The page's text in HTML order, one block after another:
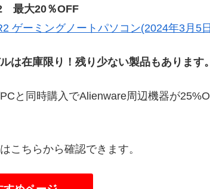
最大20％OFF
ゲーミングノートパソコン(2024年3月5
は在庫限り！残り少ない製品もあります。
と同時購入でAlienware周辺機器が
こちらから確認できます。